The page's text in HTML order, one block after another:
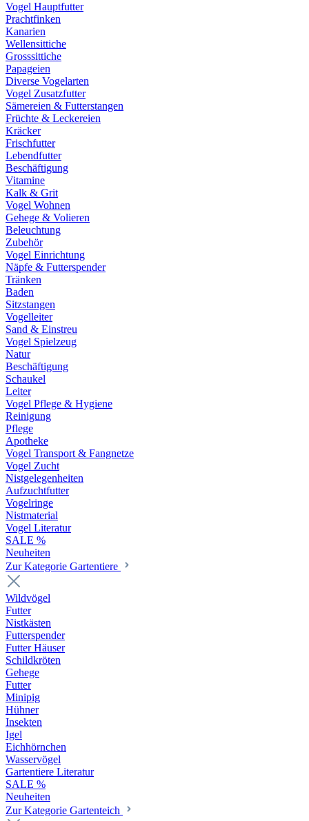
Vogel Hauptfutter
Prachtfinken
Kanarien
Wellensittiche
Grosssittiche
Papageien
Diverse Vogelarten
Vogel Zusatzfutter
Sämereien & Futterstangen
Früchte & Leckereien
Kräcker
Frischfutter
Lebendfutter
Beschäftigung
Vitamine
Kalk & Grit
Vogel Wohnen
Gehege & Volieren
Beleuchtung
Zubehör
Vogel Einrichtung
Näpfe & Futterspender
Tränken
Baden
Sitzstangen
Vogelleiter
Sand & Einstreu
Vogel Spielzeug
Natur
Beschäftigung
Schaukel
Leiter
Vogel Pflege & Hygiene
Reinigung
Pflege
Apotheke
Vogel Transport & Fangnetze
Vogel Zucht
Nistgelegenheiten
Aufzuchtfutter
Vogelringe
Nistmaterial
Vogel Literatur
SALE %
Neuheiten
Zur Kategorie Gartentiere
Wildvögel
Futter
Nistkästen
Futterspender
Futter Häuser
Schildkröten
Gehege
Futter
Minipig
Hühner
Insekten
Igel
Eichhörnchen
Wasservögel
Gartentiere Literatur
SALE %
Neuheiten
Zur Kategorie Gartenteich